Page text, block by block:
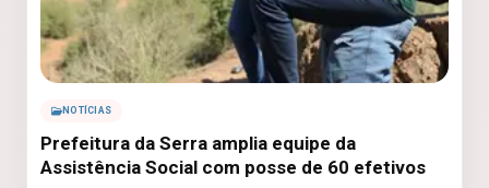
NOTÍCIAS
Prefeitura da Serra amplia equipe da
Assistência Social com posse de 60 efetivos